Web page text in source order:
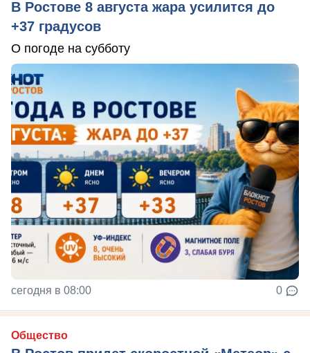
В Ростове 8 августа жара усилится до
+37 градусов
О погоде на субботу
сегодня в 08:00 0
Общество